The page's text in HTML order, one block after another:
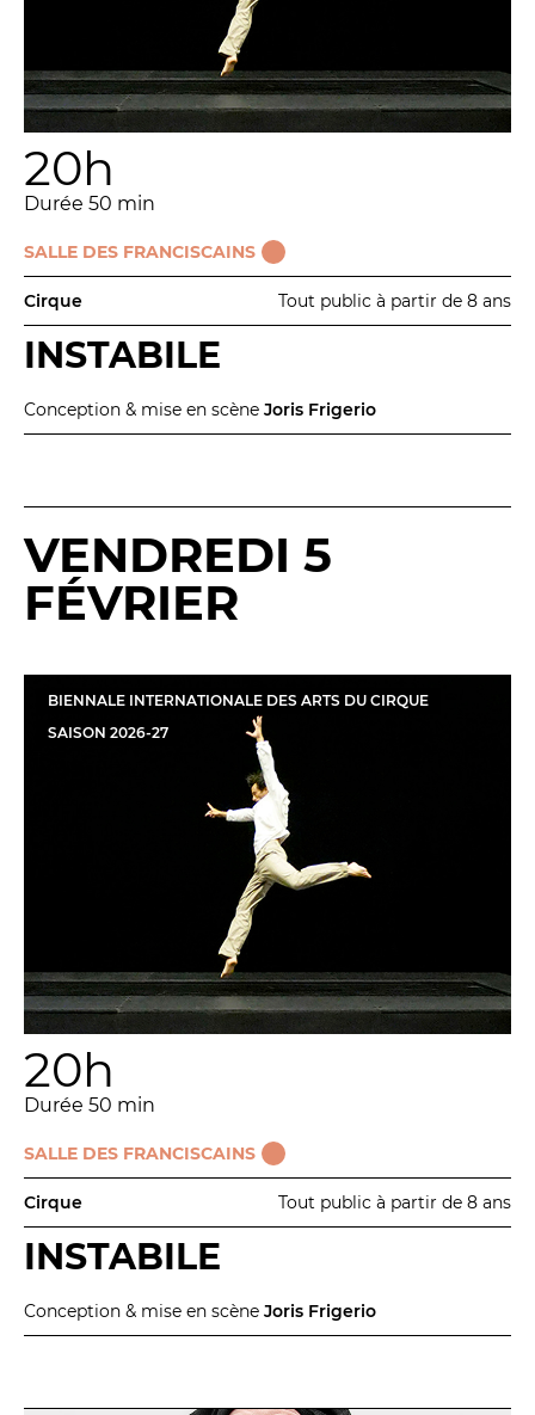
INFOS PRATIQUES
NOS SALLES
LES FRANCISCAINS LA CUISINE
BILLETTERIE
Tarifs, abonnements & places à l’unité
Newsletter
Réservez en ligne
Abonnez-vous en ligne
Billetterie en ligne
20h
Durée 50 min
SALLE DES FRANCISCAINS
Cirque Tout public à partir de 8 ans
INSTABILE
Conception & mise en scène Joris Frigerio
VENDREDI 5
FÉVRIER
BIENNALE INTERNATIONALE DES ARTS DU CIRQUE
SAISON 2026-27
20h
Durée 50 min
SALLE DES FRANCISCAINS
Cirque Tout public à partir de 8 ans
INSTABILE
Conception & mise en scène Joris Frigerio